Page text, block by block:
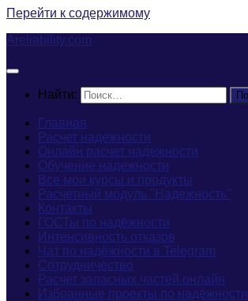
Перейти к содержимому
Areliability.com
Найти:
Главная
Расчет надежности
Онлайн расчет надежности
Обучение надежности
Все мои курсы и продукты
Расчетный модуль "Надежность"
Контакты
ГОСТы по надёжности
Интенсивность отказов
Чат по надёжности в Telegram
Сотрудничество
Расчет запасных частей онлайн
Избранные проекты по надёжности